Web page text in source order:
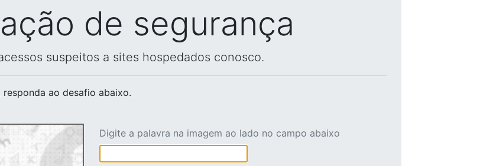
de segurança
suspeitos a sites hospedados conosco.
responda ao desafio abaixo.
Digite a palavra na imagem ao lado no campo abaixo